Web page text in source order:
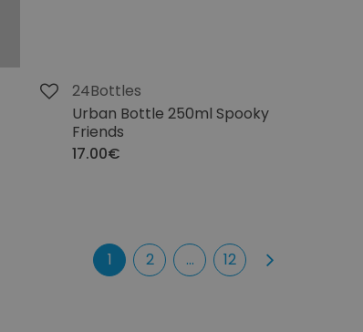
24Bottles
Urban Bottle 250ml Spooky
Friends
17.00€
1 2 ... 12